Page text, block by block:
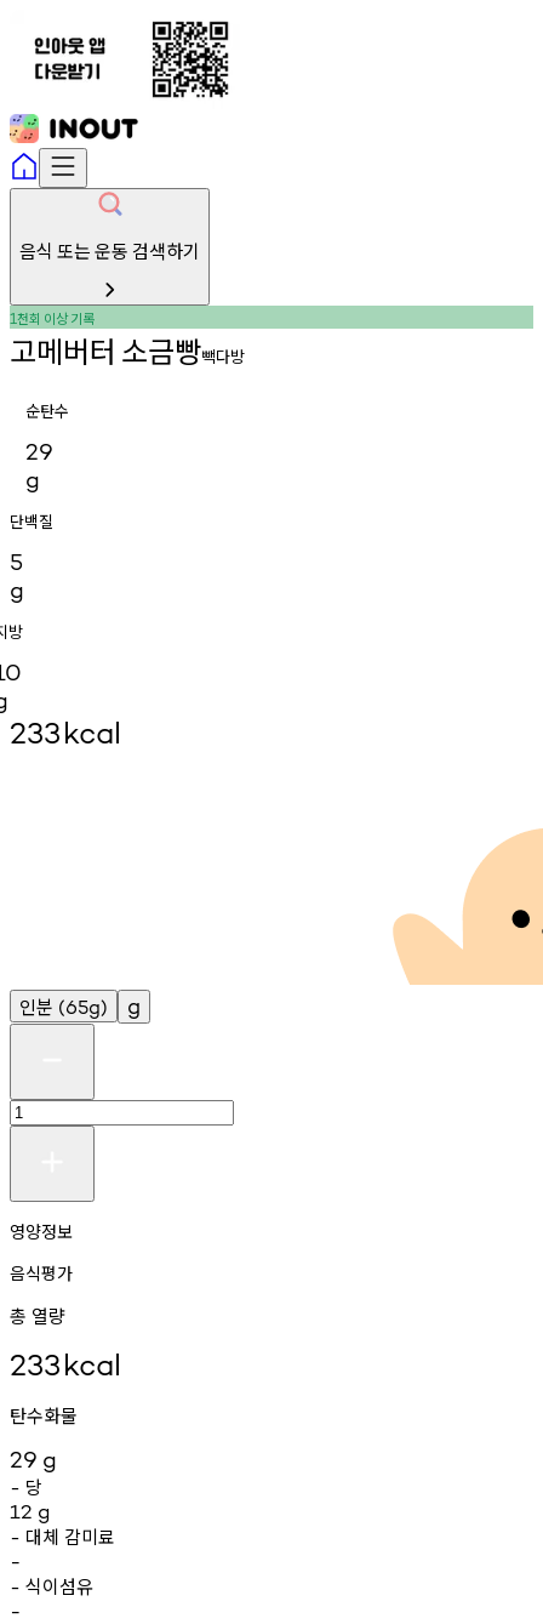
음식 또는 운동 검색하기
1천회 이상기록
고메버터 소금빵빽다방
순탄수
29
g
단백질
5
g
방
233kcal
인분 (65g) g
영양정보
음식평가
총 열량
233kcal
탄수화물
29 g
- 당
12 g
- 대체 감미료
-
- 식이섬유
-